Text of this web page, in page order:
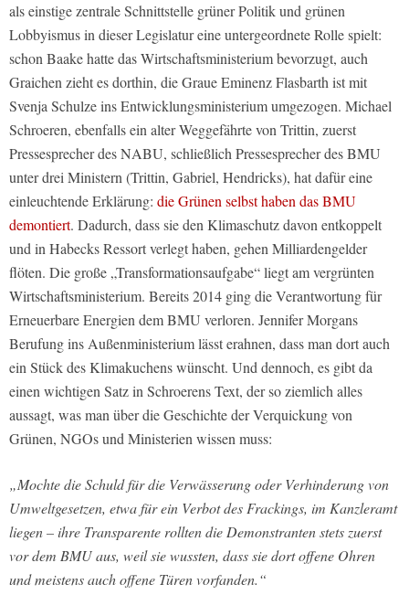
als einstige zentrale Schnittstelle grüner Politik und grünen
Lobbyismus in dieser Legislatur eine untergeordnete Rolle spielt:
schon Baake hatte das Wirtschaftsministerium bevorzugt, auch
Graichen zieht es dorthin, die Graue Eminenz Flasbarth ist mit
Svenja Schulze ins Entwicklungsministerium umgezogen. Michael
Schroeren, ebenfalls ein alter Weggefährte von Trittin, zuerst
Pressesprecher des NABU, schließlich Pressesprecher des BMU
unter drei Ministern (Trittin, Gabriel, Hendricks), hat dafür eine
einleuchtende Erklärung: die Grünen selbst haben das BMU
demontiert. Dadurch, dass sie den Klimaschutz davon entkoppelt
und in Habecks Ressort verlegt haben, gehen Milliardengelder
flöten. Die große „Transformationsaufgabe“ liegt am vergrünten
Wirtschaftsministerium. Bereits 2014 ging die Verantwortung für
Erneuerbare Energien dem BMU verloren. Jennifer Morgans
Berufung ins Außenministerium lässt erahnen, dass man dort auch
ein Stück des Klimakuchens wünscht. Und dennoch, es gibt da
einen wichtigen Satz in Schroerens Text, der so ziemlich alles
aussagt, was man über die Geschichte der Verquickung von
Grünen, NGOs und Ministerien wissen muss:
„Mochte die Schuld für die Verwässerung oder Verhinderung von
Umweltgesetzen, etwa für ein Verbot des Frackings, im Kanzleramt
liegen – ihre Transparente rollten die Demonstranten stets zuerst
vor dem BMU aus, weil sie wussten, dass sie dort offene Ohren
und meistens auch offene Türen vorfanden.“